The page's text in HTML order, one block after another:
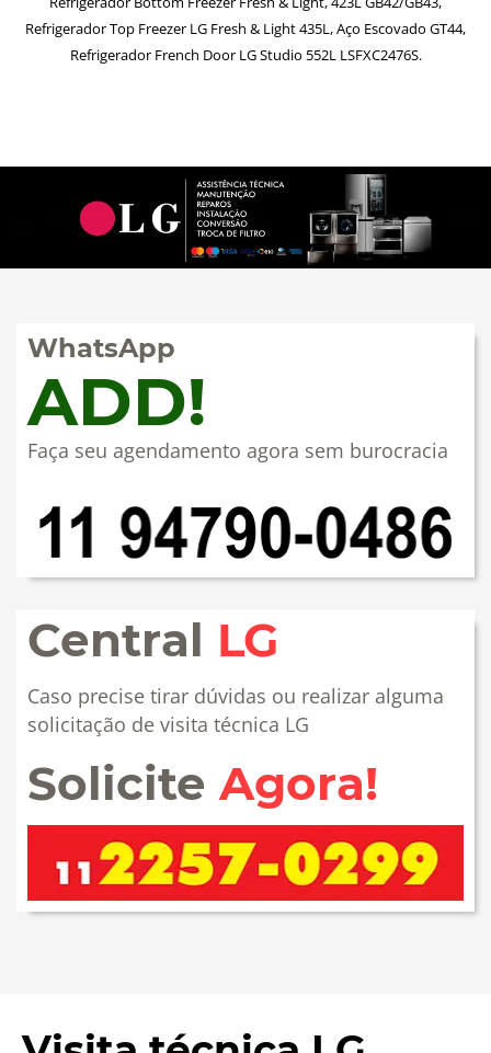
Refrigerador Top Freezer LG Fresh & Light 435L, Aço Escovado GT44,
Refrigerador French Door LG Studio 552L LSFXC2476S.
WhatsApp
ADD!
Faça seu agendamento agora sem burocracia
Central LG
Caso precise tirar dúvidas ou realizar alguma
solicitação de visita técnica LG
SoliciteAgora!